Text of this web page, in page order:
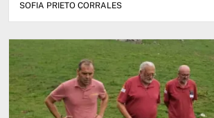
SOFIA PRIETO CORRALES